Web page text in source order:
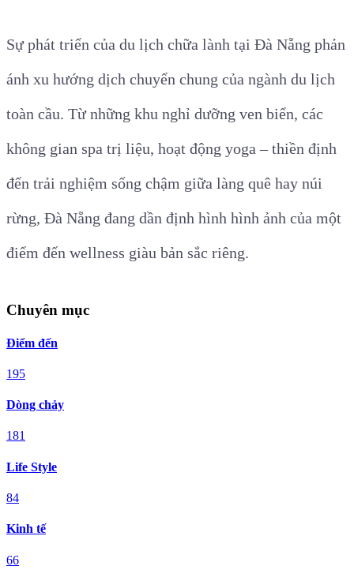
Sự phát triển của du lịch chữa lành tại Đà Nẵng phản
ánh xu hướng dịch chuyển chung của ngành du lịch
toàn cầu. Từ những khu nghỉ dưỡng ven biển, các
không gian spa trị liệu, hoạt động yoga – thiền định
đến trải nghiệm sống chậm giữa làng quê hay núi
rừng, Đà Nẵng đang dần định hình hình ảnh của một
điểm đến wellness giàu bản sắc riêng.
Chuyên mục
Điểm đến
195
Dòng chảy
181
Life Style
84
Kinh tế
66